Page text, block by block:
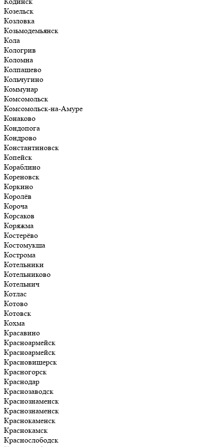
Козельск
Козловка
Козьмодемьянск
Кола
Кологрив
Коломна
Колпашево
Кольчугино
Коммунар
Комсомольск
Комсомольск-на-Амуре
Конаково
Кондопога
Кондрово
Константиновск
Копейск
Кораблино
Кореновск
Коркино
Королёв
Короча
Корсаков
Коряжма
Костерёво
Костомукша
Кострома
Котельники
Котельниково
Котельнич
Котлас
Котово
Котовск
Кохма
Красавино
Красноармейск
Красноармейск
Красновишерск
Красногорск
Краснодар
Краснозаводск
Краснознаменск
Краснознаменск
Краснокаменск
Краснокамск
Краснослободск